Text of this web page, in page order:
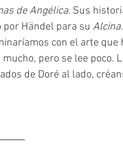
de Angélica. Sus
por Händel para su Alcina
con el arte que
pero se lee poco.
de Doré al lado,